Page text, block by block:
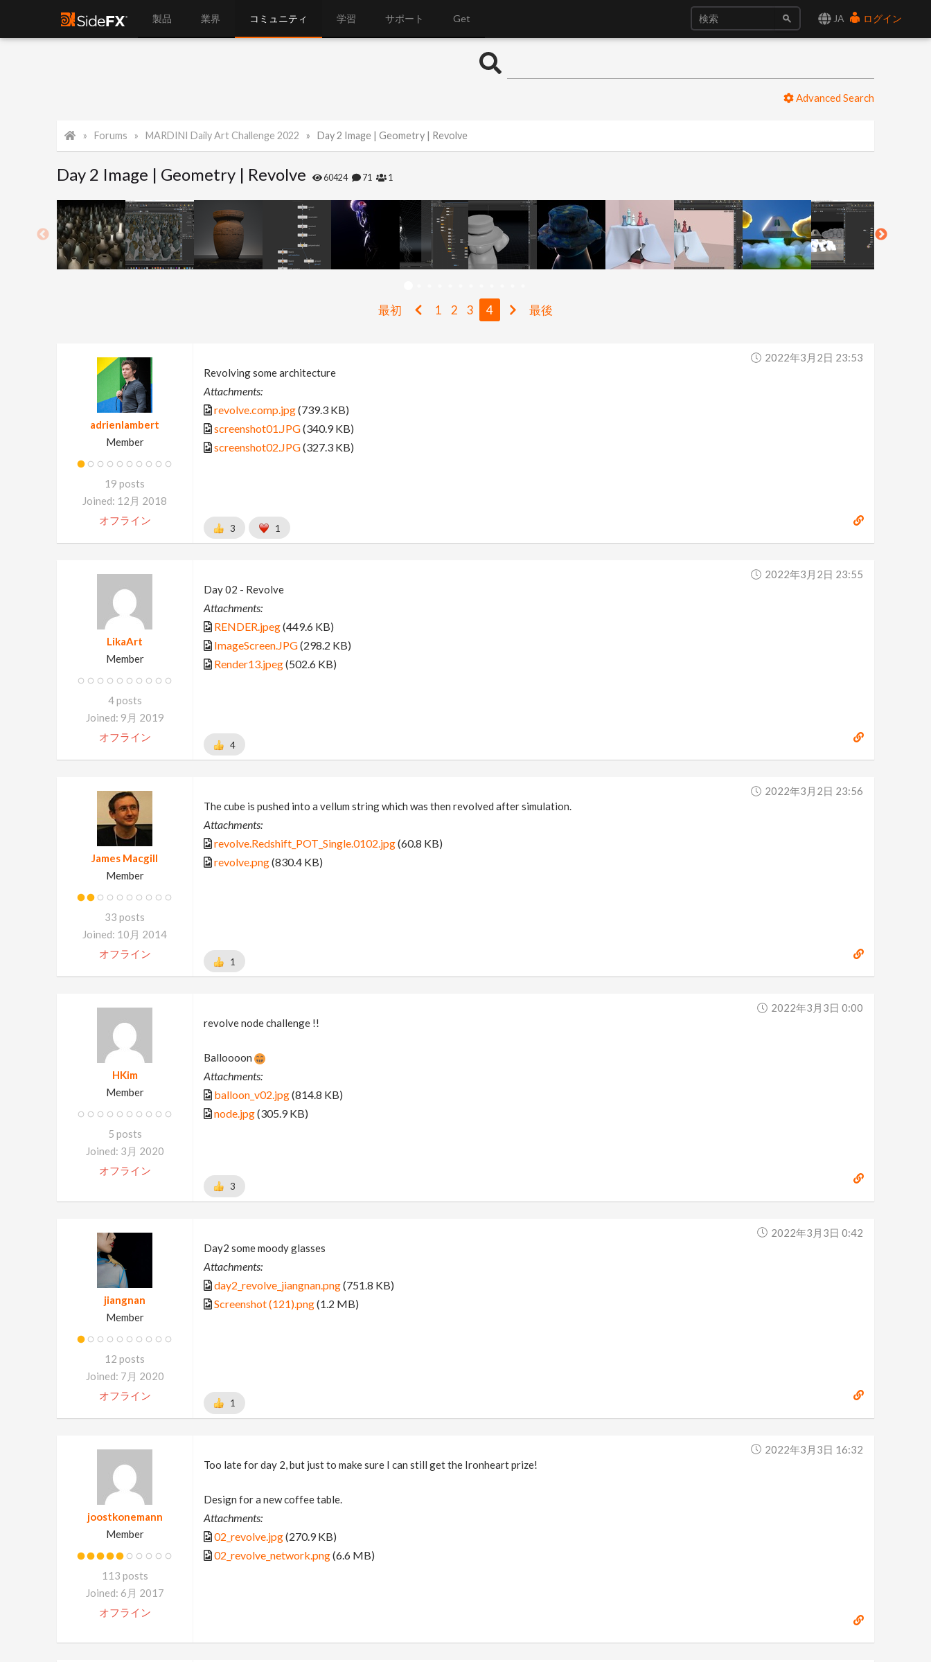
JA ログイン
製品 業界 コミュニティ 学習 サポート Get
Advanced Search
Forums MARDINI Daily Art Challenge 2022 Day 2 Image | Geometry | Revolve
Day 2 Image | Geometry | Revolve 60424 71 1
最初 1 2 3 4 最後
adrienlambert
Member
19 posts
Joined: 12月 2018
オフライン
2022年3月2日 23:53
Revolving some architecture
Attachments:
revolve.comp.jpg(739.3 KB)
screenshot01.JPG(340.9 KB)
screenshot02.JPG(327.3 KB)
3 1
LikaArt
Member
4 posts
Joined: 9月 2019
オフライン
2022年3月2日 23:55
Day 02 - Revolve
Attachments:
RENDER.jpeg(449.6 KB)
ImageScreen.JPG(298.2 KB)
Render13.jpeg(502.6 KB)
4
James Macgill
Member
33 posts
Joined: 10月 2014
オフライン
2022年3月2日 23:56
The cube is pushed into a vellum string which was then revolved after simulation.
Attachments:
revolve.Redshift_POT_Single.0102.jpg(60.8 KB)
revolve.png(830.4 KB)
1
HKim
Member
5 posts
Joined: 3月 2020
オフライン
2022年3月3日 0:00
revolve node challenge !!
Balloooon
Attachments:
balloon_v02.jpg(814.8 KB)
node.jpg(305.9 KB)
3
jiangnan
Member
12 posts
Joined: 7月 2020
オフライン
2022年3月3日 0:42
Day2 some moody glasses
Attachments:
day2_revolve_jiangnan.png(751.8 KB)
Screenshot (121).png(1.2 MB)
1
joostkonemann
Member
113 posts
Joined: 6月 2017
オフライン
2022年3月3日 16:32
Too late for day 2, but just to make sure I can still get the Ironheart prize!
Design for a new coffee table.
Attachments:
02_revolve.jpg(270.9 KB)
02_revolve_network.png(6.6 MB)